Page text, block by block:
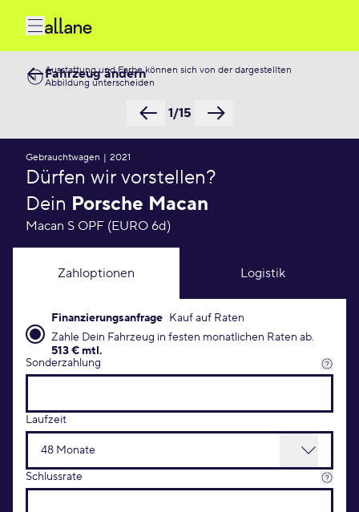
Ausstattung und Farbe können sich von der dargestellten
Abbildung unterscheiden
1/15
Fahrzeug ändern
Gebrauchtwagen | 2021
Dürfen wir vorstellen?
Dein Porsche Macan
Macan S OPF (EURO 6d)
Zahloptionen Logistik
Finanzierungsanfrage Konditionen
Finanzierungsanfrage Kauf auf Raten
Zahle Dein Fahrzeug in festen monatlichen Raten ab.
513 € mtl.
Sonderzahlung
Laufzeit
Schlussrate